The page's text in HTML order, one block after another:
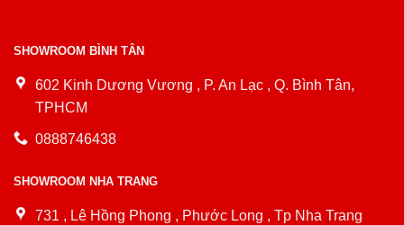
SHOWROOM BÌNH TÂN
602 Kinh Dương Vương , P. An Lạc , Q. Bình Tân,
TPHCM
0888746438
SHOWROOM NHA TRANG
731 , Lê Hồng Phong , Phước Long , Tp Nha Trang